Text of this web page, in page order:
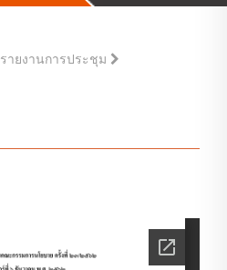
รายงานการประชุม